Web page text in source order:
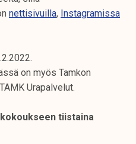
nettisivuilla, Instagramissa
on myös Tamkon
Urapalvelut.
tiistaina